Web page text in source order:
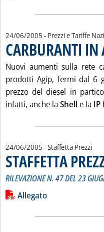
24/06/2005 - Prezzi e Tariffe
CARBURANTI IN
Nuovi aumenti sulla rete
prodotti Agip, fermi dal 6
prezzo del diesel in
infatti, anche laShell e la IP
24/06/2005 - Staffetta Prezzi
STAFFETTA
RILEVAZIONE N. 47 DEL 23
Leggi tutta la notizia:
Lista allegati PDF
Allegato